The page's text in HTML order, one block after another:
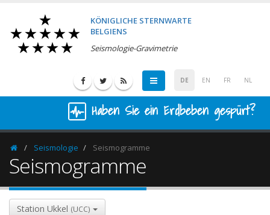
KÖNIGLICHE STERNWARTE
BELGIENS
Seismologie-Gravimetrie
DE EN FR NL
Haben Sie ein Erdbeben gespürt?
HomepageSeismologie Seismogramme
Seismogramme
Station Ukkel (UCC)